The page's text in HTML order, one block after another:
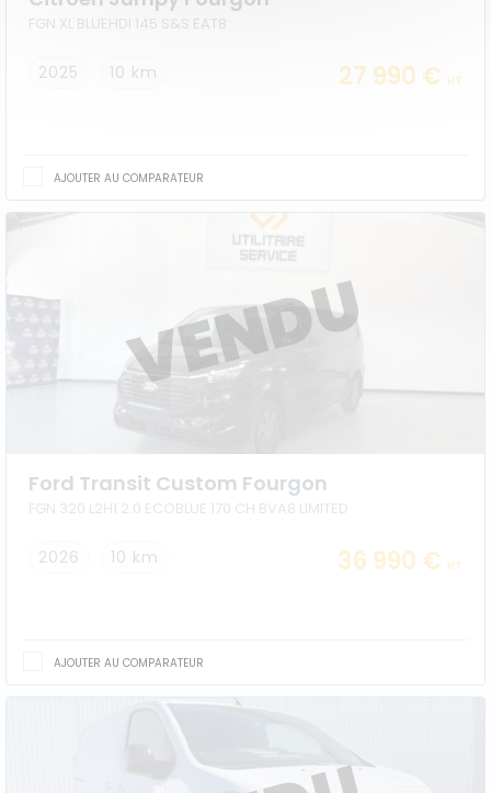
FGN XL BLUEHDI 145 S&S EAT8
2025 10 km 27 990 € HT
AJOUTER AU COMPARATEUR
Ford Transit Custom Fourgon
FGN 320 L2H1 2.0 ECOBLUE 170 CH BVA8 LIMITED
2026 10 km 36 990 € HT
AJOUTER AU COMPARATEUR